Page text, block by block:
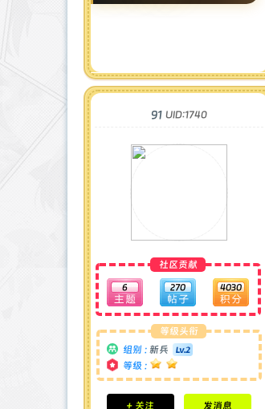
最后登录 : 2026-8-4
91 UID:1740
社区贡献
6 270 4030
等级头衔
组别 : 新兵
等级 :
积分成就
+ 关注 发消息